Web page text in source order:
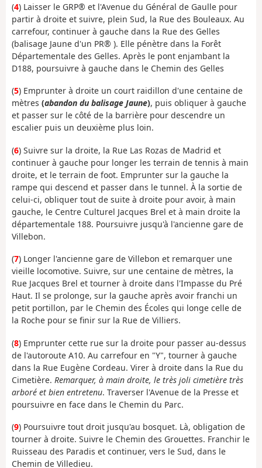
(4) Laisser le GRP® et l'Avenue du Général de Gaulle pour
partir à droite et suivre, plein Sud, la Rue des Bouleaux. Au
carrefour, continuer à gauche dans la Rue des Gelles
(balisage Jaune d'un PR® ). Elle pénètre dans la Forêt
Départementale des Gelles. Après le pont enjambant la
D188, poursuivre à gauche dans le Chemin des Gelles
(5) Emprunter à droite un court raidillon d'une centaine de
mètres (abandon du balisage Jaune), puis obliquer à gauche
et passer sur le côté de la barrière pour descendre un
escalier puis un deuxième plus loin.
(6) Suivre sur la droite, la Rue Las Rozas de Madrid et
continuer à gauche pour longer les terrain de tennis à main
droite, et le terrain de foot. Emprunter sur la gauche la
rampe qui descend et passer dans le tunnel. À la sortie de
celui-ci, obliquer tout de suite à droite pour avoir, à main
gauche, le Centre Culturel Jacques Brel et à main droite la
départementale 188. Poursuivre jusqu'à l'ancienne gare de
Villebon.
(7) Longer l'ancienne gare de Villebon et remarquer une
vieille locomotive. Suivre, sur une centaine de mètres, la
Rue Jacques Brel et tourner à droite dans l'Impasse du Pré
Haut. Il se prolonge, sur la gauche après avoir franchi un
petit portillon, par le Chemin des Écoles qui longe celle de
la Roche pour se finir sur la Rue de Villiers.
(8) Emprunter cette rue sur la droite pour passer au-dessus
de l'autoroute A10. Au carrefour en "Y", tourner à gauche
dans la Rue Eugène Cordeau. Virer à droite dans la Rue du
Cimetière. Remarquer, à main droite, le très joli cimetière très
arboré et bien entretenu. Traverser l'Avenue de la Presse et
poursuivre en face dans le Chemin du Parc.
(9) Poursuivre tout droit jusqu'au bosquet. Là, obligation de
tourner à droite. Suivre le Chemin des Grouettes. Franchir le
Ruisseau des Paradis et continuer, vers le Sud, dans le
Chemin de Villedieu.